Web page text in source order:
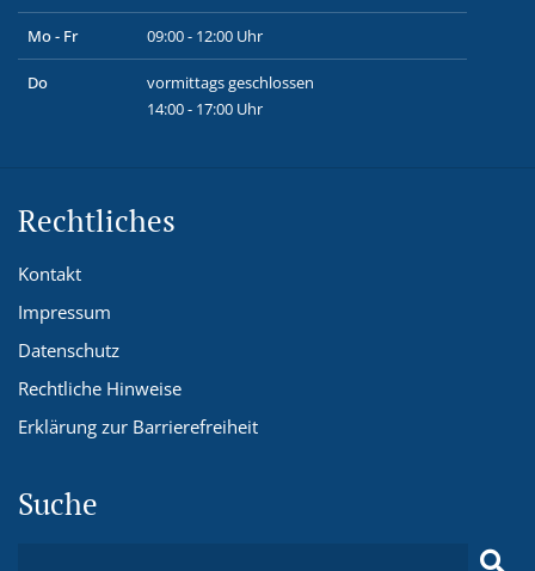
Mo - Fr 09:00 - 12:00 Uhr
Do
vormittags geschlossen
14:00 - 17:00 Uhr
Rechtliches
Kontakt
Impressum
Datenschutz
Rechtliche Hinweise
Erklärung zur Barrierefreiheit
Suche